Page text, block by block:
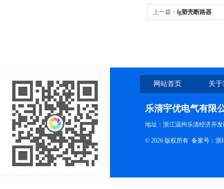
上一篇： lg塑壳断路器
网站首页 关
乐清宇优电气有限
地址：浙江温州乐清经济开
© 2026 版权所有 备案号：浙